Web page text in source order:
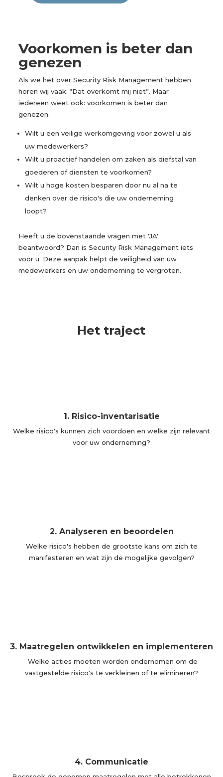
Voorkomen is beter dan
genezen
Als we het over Security Risk Management hebben
horen wij vaak: “Dat overkomt mij niet”. Maar
iedereen weet ook: voorkomen is beter dan
genezen.
Wilt u een veilige werkomgeving voor zowel u als
uw medewerkers?
Wilt u proactief handelen om zaken als diefstal van
goederen of diensten te voorkomen?
Wilt u hoge kosten besparen door nu al na te
denken over de risico's die uw onderneming
loopt?
Heeft u de bovenstaande vragen met 'JA'
beantwoord? Dan is Security Risk Management iets
voor u. Deze aanpak helpt de veiligheid van uw
medewerkers en uw onderneming te vergroten.
Het traject
1. Risico-inventarisatie
Welke risico's kunnen zich voordoen en welke zijn relevant
voor uw onderneming?
2. Analyseren en beoordelen
Welke risico's hebben de grootste kans om zich te
manifesteren en wat zijn de mogelijke gevolgen?
3. Maatregelen ontwikkelen en implementeren
Welke acties moeten worden ondernomen om de
vastgestelde risico's te verkleinen of te elimineren?
4. Communicatie